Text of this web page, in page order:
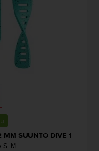
MM SUUNTO DIVE 1
S+M